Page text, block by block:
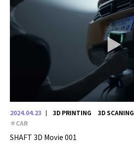
2024.04.23 3D PRINTING
3D SCANING
＃CAR
SHAFT 3D Movie 001